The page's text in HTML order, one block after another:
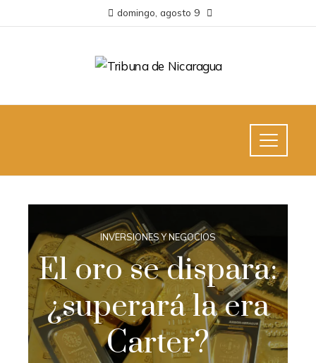
domingo, agosto 9
INVERSIONES Y NEGOCIOS
El oro se dispara:
¿superará la era
Carter?